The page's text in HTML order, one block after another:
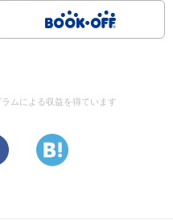
ムによる収益を得ています